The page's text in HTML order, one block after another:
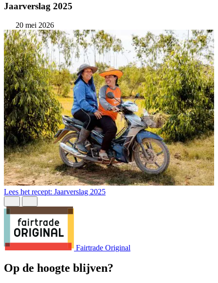
Jaarverslag 2025
20 mei 2026
Lees het recept: Jaarverslag 2025
Fairtrade Original
Op de hoogte blijven?